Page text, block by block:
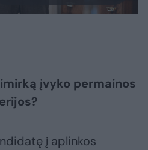
įvyko permainos
į aplinkos